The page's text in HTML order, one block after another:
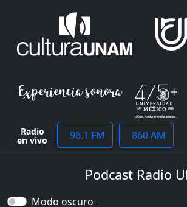
Radio
en vivo 96.1 FM 860 AM
Podcast Radio
Modo oscuro